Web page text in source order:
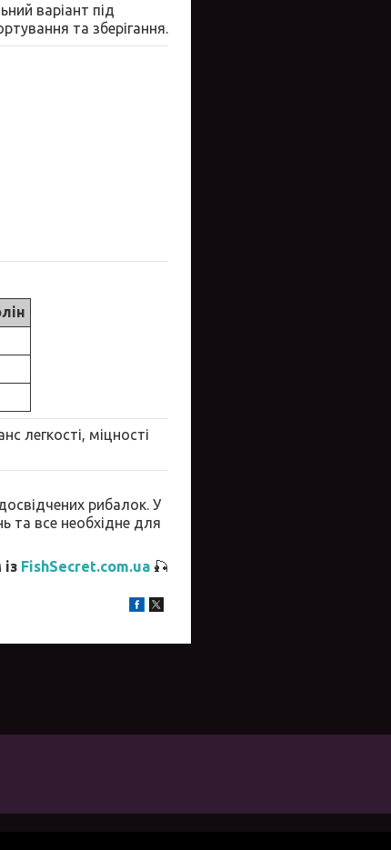
варіант під
та зберігання.
легкості, міцності
рибалок. У
та все необхідне для
FishSecret.com.ua 🎣